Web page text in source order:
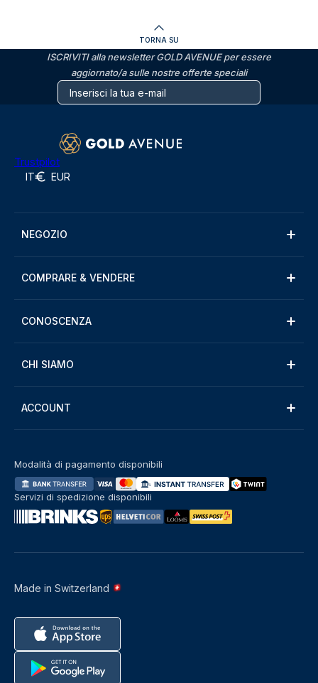
TORNA SU
ISCRIVITI alla newsletter GOLD AVENUE per essere
aggiornato/a sulle nostre offerte speciali
Trustpilot
IT EUR
NEGOZIO
COMPRARE & VENDERE
CONOSCENZA
CHI SIAMO
ACCOUNT
Made in Switzerland
Modalità di pagamento disponibili
Servizi di spedizione disponibili